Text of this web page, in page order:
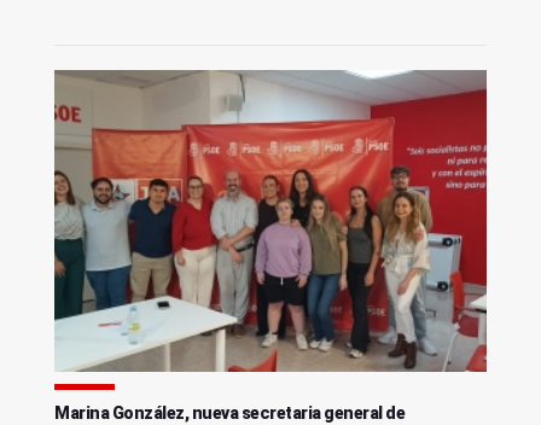
Marina González, nueva secretaria general de